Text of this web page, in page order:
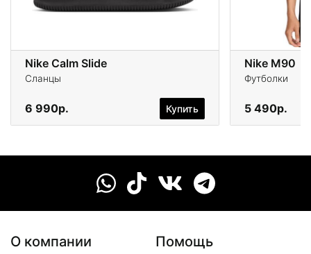
Nike Calm Slide
Сланцы
6 990р. Купить
Nike M90
Футболки
5 490р.
О компании Помощь